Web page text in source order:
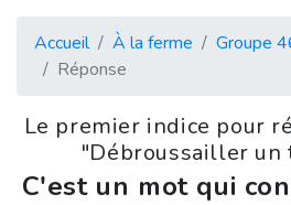
Accueil À la ferme Groupe
Réponse
Le premier indice pour
"Débroussailler un
C'est un mot qui